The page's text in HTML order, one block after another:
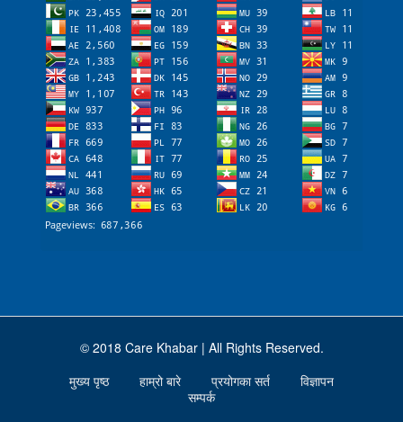
© 2018 Care Khabar | All Rights Reserved.
मुख्य पृष्ठ हाम्रो बारे प्रयोगका सर्त
विज्ञापन
सम्पर्क